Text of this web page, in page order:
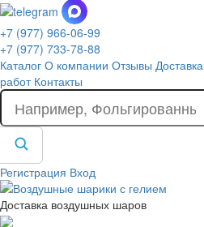
+7 (977) 966-06-99
+7 (977) 733-78-88
Каталог О компании Отзывы Доставка
работ Контакты
Регистрация Вход
Доставка воздушных шаров